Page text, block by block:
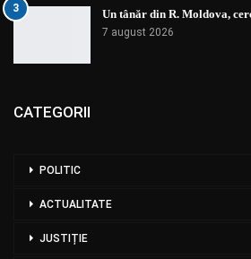
3 Un tânăr din R. Moldova,
7 august 2026
CATEGORII
POLITIC
ACTUALITATE
JUSTIȚIE